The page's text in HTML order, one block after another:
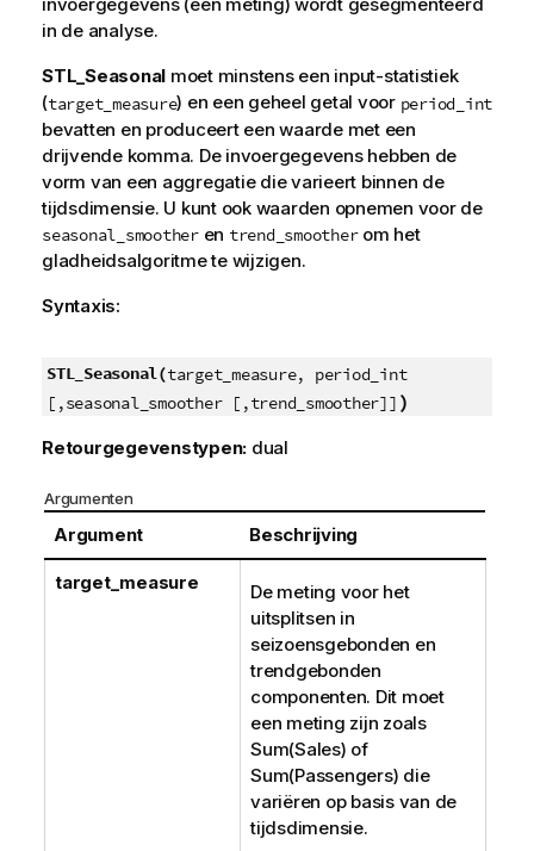
in de analyse.
STL_Seasonal moet minstens een input-statistiek
(target_measure) en een geheel getal voor period_int
bevatten en produceert een waarde met een
drijvende komma. De invoergegevens hebben de
vorm van een aggregatie die varieert binnen de
tijdsdimensie. U kunt ook waarden opnemen voor de
seasonal_smootheren trend_smootherom het
gladheidsalgoritme te wijzigen.
Syntaxis:
STL_Seasonal(target_measure, period_int
[,seasonal_smoother [,trend_smoother]] )
Retourgegevenstypen: dual
Argumenten
Argument Beschrijving
target_measure
De meting voor het
uitsplitsen in
seizoensgebonden en
trendgebonden
componenten. Dit moet
een meting zijn zoals
Sum(Sales) of
Sum(Passengers) die
variëren op basis van de
tijdsdimensie.